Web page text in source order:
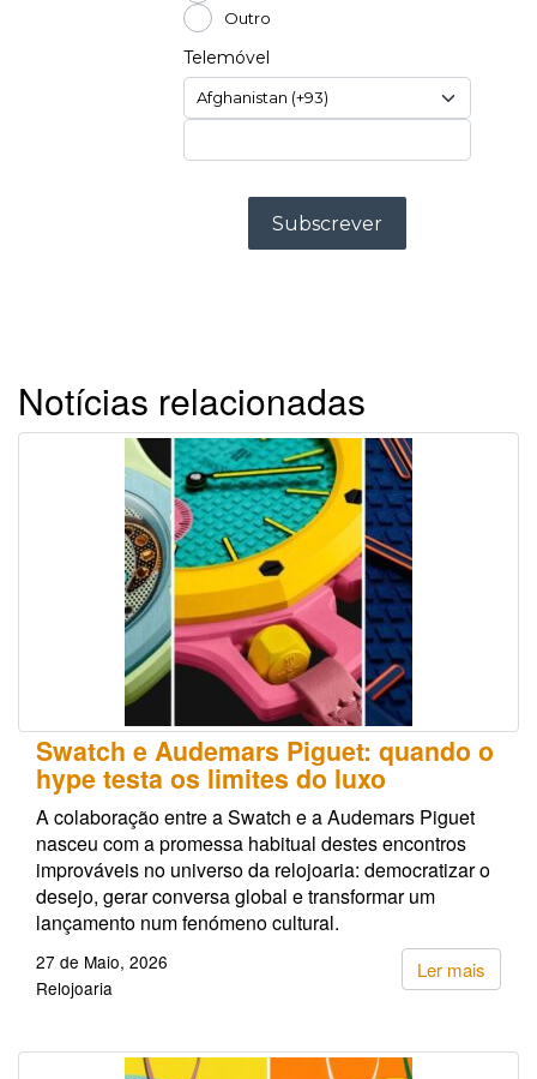
Notícias relacionadas
Swatch e Audemars Piguet: quando o
hype testa os limites do luxo
A colaboração entre a Swatch e a Audemars Piguet
nasceu com a promessa habitual destes encontros
improváveis no universo da relojoaria: democratizar o
desejo, gerar conversa global e transformar um
lançamento num fenómeno cultural.
Ler mais
27 de Maio, 2026
Relojoaria